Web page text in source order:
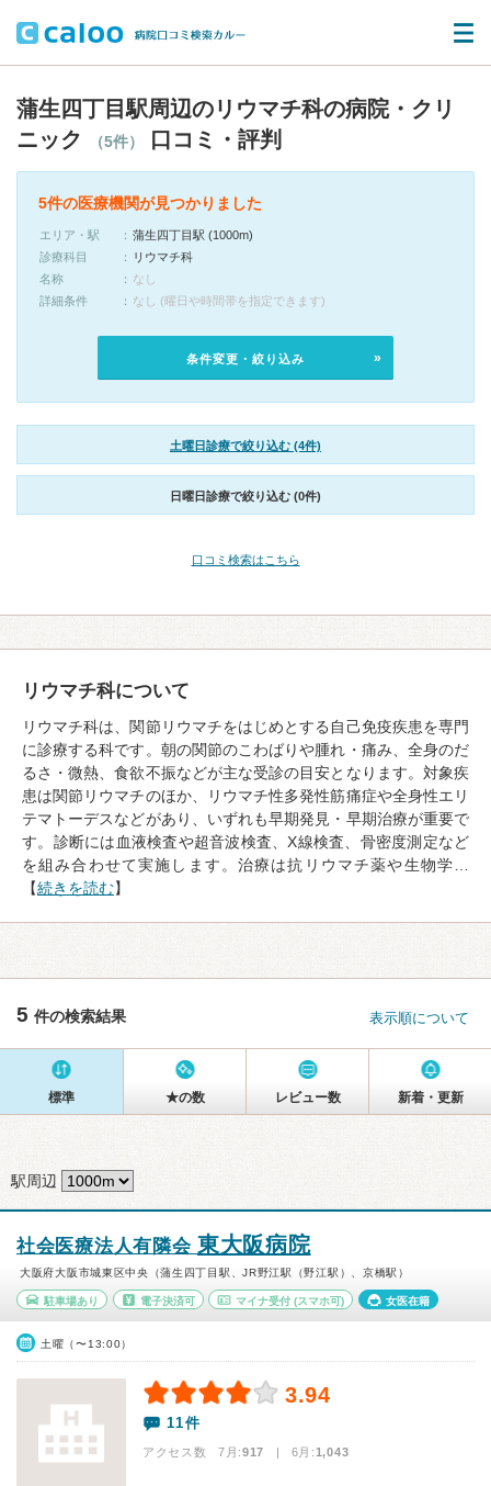
蒲生四丁目駅周辺のリウマチ科の病院・クリ
ニック
（5件） 口コミ・評判
5件の医療機関が見つかりました
エリア・駅
蒲生四丁目駅 (1000m)
診療科目
リウマチ科
名称
なし
詳細条件
なし (曜日や時間帯を指定できます)
条件変更・絞り込み
土曜日診療で絞り込む (4件)
日曜日診療で絞り込む (0件)
口コミ検索はこちら
リウマチ科について
リウマチ科は、関節リウマチをはじめとする自己免疫疾患を専門
に診療する科です。朝の関節のこわばりや腫れ・痛み、全身のだ
るさ・微熱、食欲不振などが主な受診の目安となります。対象疾
患は関節リウマチのほか、リウマチ性多発性筋痛症や全身性エリ
テマトーデスなどがあり、いずれも早期発見・早期治療が重要で
す。診断には血液検査や超音波検査、X線検査、骨密度測定など
を組み合わせて実施します。治療は抗リウマチ薬や生物学…
【続きを読む】
5 件の検索結果 表示順について
標準 ★の数 レビュー数 新着・更新
駅周辺
社会医療法人有隣会 東大阪病院
大阪府大阪市城東区中央（蒲生四丁目駅、JR野江駅（野江駅）、京橋駅）
駐車場あり 電子決済可 マイナ受付 (スマホ可) 女医在籍
土曜（〜13:00）
3.94
11件
アクセス数 7月:917 | 6月:1,043